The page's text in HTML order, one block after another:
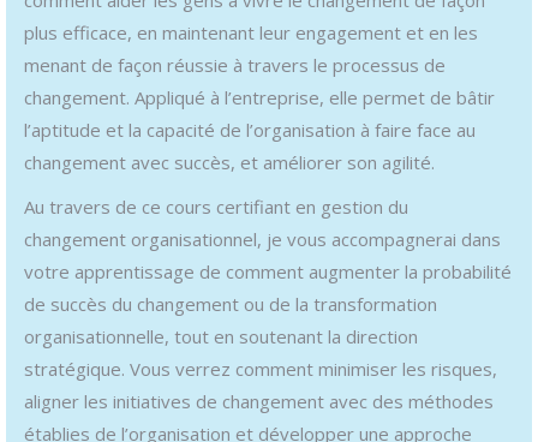
plus efficace, en maintenant leur engagement et en les
menant de façon réussie à travers le processus de
changement. Appliqué à l’entreprise, elle permet de bâtir
l’aptitude et la capacité de l’organisation à faire face au
changement avec succès, et améliorer son agilité.
Au travers de ce cours certifiant en gestion du
changement organisationnel, je vous accompagnerai dans
votre apprentissage de comment augmenter la probabilité
de succès du changement ou de la transformation
organisationnelle, tout en soutenant la direction
stratégique. Vous verrez comment minimiser les risques,
aligner les initiatives de changement avec des méthodes
établies de l’organisation et développer une approche